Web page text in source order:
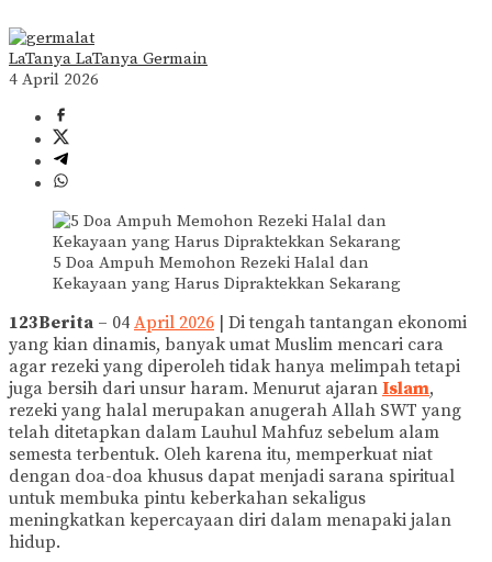
LaTanya LaTanya Germain
4 April 2026
5 Doa Ampuh Memohon Rezeki Halal dan
Kekayaan yang Harus Dipraktekkan Sekarang
123Berita – 04 April 2026 | Di tengah tantangan ekonomi
yang kian dinamis, banyak umat Muslim mencari cara
agar rezeki yang diperoleh tidak hanya melimpah tetapi
juga bersih dari unsur haram. Menurut ajaran Islam,
rezeki yang halal merupakan anugerah Allah SWT yang
telah ditetapkan dalam Lauhul Mahfuz sebelum alam
semesta terbentuk. Oleh karena itu, memperkuat niat
dengan doa-doa khusus dapat menjadi sarana spiritual
untuk membuka pintu keberkahan sekaligus
meningkatkan kepercayaan diri dalam menapaki jalan
hidup.